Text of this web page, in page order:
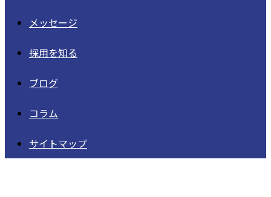
メッセージ
採用を知る
ブログ
コラム
サイトマップ